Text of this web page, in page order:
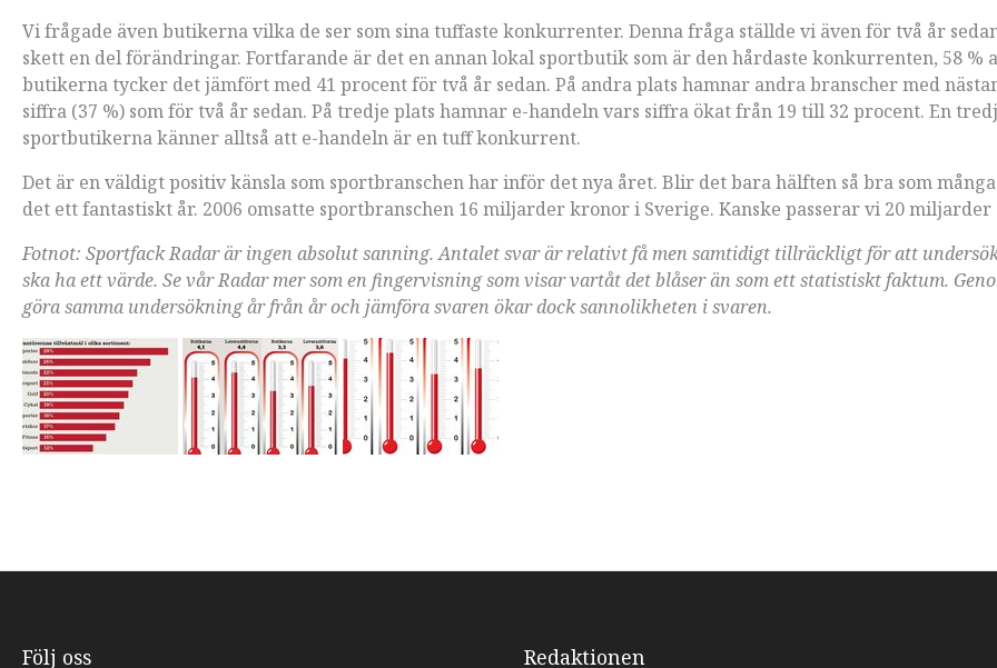
Vi frågade även butikerna vilka de ser som sina tuffaste konkurrenter. Denna fråga ställde vi även för två år
skett en del förändringar. Fortfarande är det en annan lokal sportbutik som är den hårdaste konkurrenten, 58 %
butikerna tycker det jämfört med 41 procent för två år sedan. På andra plats hamnar andra branscher med
siffra (37 %) som för två år sedan. På tredje plats hamnar e-handeln vars siffra ökat från 19 till 32 procent. En
sportbutikerna känner alltså att e-handeln är en tuff konkurrent.
Det är en väldigt positiv känsla som sportbranschen har inför det nya året. Blir det bara hälften så bra som
det ett fantastiskt år. 2006 omsatte sportbranschen 16 miljarder kronor i Sverige. Kanske passerar vi 20 miljarder
Fotnot: Sportfack Radar är ingen absolut sanning. Antalet svar är relativt få men samtidigt tillräckligt för att
ska ha ett värde. Se vår Radar mer som en fingervisning som visar vartåt det blåser än som ett statistiskt faktum.
göra samma undersökning år från år och jämföra svaren ökar dock sannolikheten i svaren.
Följ oss Redaktionen